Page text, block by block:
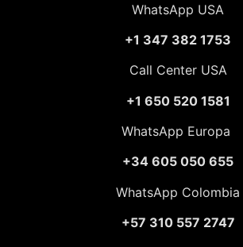
WhatsApp USA
+1 347 382 1753
Call Center USA
+1 650 520 1581
WhatsApp Europa
+34 605 050 655
WhatsApp Colombia
+57 310 557 2747